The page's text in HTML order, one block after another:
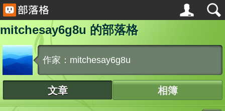
mitchesay6g8u 的部落格
作家：mitchesay6g8u
文章 相簿